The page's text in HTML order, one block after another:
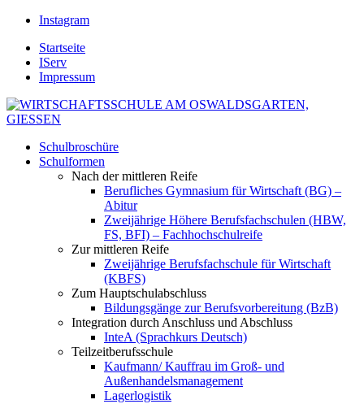
Instagram
Startseite
IServ
Impressum
Schulbroschüre
Schulformen
Nach der mittleren Reife
Berufliches Gymnasium für Wirtschaft (BG) –
Abitur
Zweijährige Höhere Berufsfachschulen (HBW,
FS, BFI) – Fachhochschulreife
Zur mittleren Reife
Zweijährige Berufsfachschule für Wirtschaft
(KBFS)
Zum Hauptschulabschluss
Bildungsgänge zur Berufsvorbereitung (BzB)
Integration durch Anschluss und Abschluss
InteA (Sprachkurs Deutsch)
Teilzeitberufsschule
Kaufmann/ Kauffrau im Groß- und
Außenhandelsmanagement
Lagerlogistik